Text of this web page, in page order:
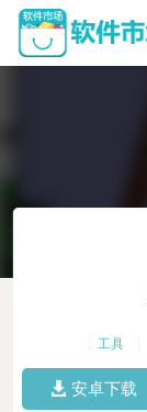
工具
安卓下载